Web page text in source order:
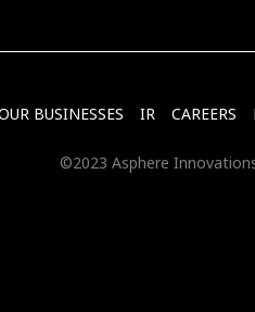
BUSINESSES IR CAREERS
©2023 Asphere